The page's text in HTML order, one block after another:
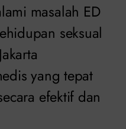
masalah ED
seksual
yang tepat
efektif dan